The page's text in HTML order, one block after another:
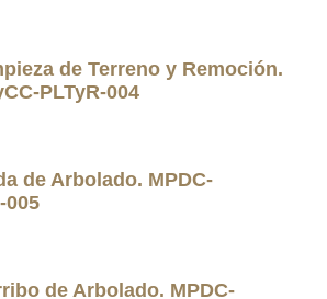
de Terreno y Remoción.
PLTyR-004
de Arbolado. MPDC-
005
de Arbolado. MPDC-